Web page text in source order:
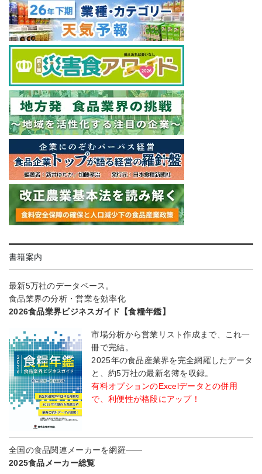
書籍案内
最新5万社のデータベース。
食品業界の分析・営業を効率化
2026食品業界ビジネスガイド【食糧年鑑】
市場分析から営業リスト作成まで、これ一
冊で完結。
2025年の食品産業界を完全網羅したデータ
と、約5万社の最新名簿を収録。
有料オプションのExcelデータとの併用
で、利便性が格段にアップ！
全国の食品関連メーカーを網羅――
2025食品メーカー総覧